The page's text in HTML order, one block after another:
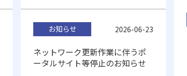
お知らせ 2026-06-23
ネットワーク更新作業に伴うポ
ータルサイト等停止のお知らせ